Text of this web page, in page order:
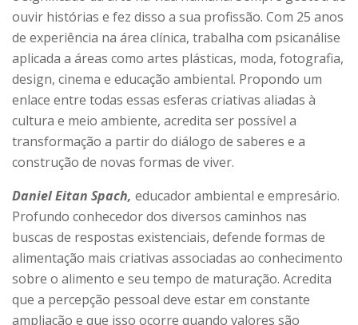
ouvir histórias e fez disso a sua profissão. Com 25 anos
de experiência na área clínica, trabalha com psicanálise
aplicada a áreas como artes plásticas, moda, fotografia,
design, cinema e educação ambiental. Propondo um
enlace entre todas essas esferas criativas aliadas à
cultura e meio ambiente, acredita ser possível a
transformação a partir do diálogo de saberes e a
construção de novas formas de viver.
Daniel Eitan Spach, educador ambiental e empresário.
Profundo conhecedor dos diversos caminhos nas
buscas de respostas existenciais, defende formas de
alimentação mais criativas associadas ao conhecimento
sobre o alimento e seu tempo de maturação. Acredita
que a percepção pessoal deve estar em constante
ampliação e que isso ocorre quando valores são